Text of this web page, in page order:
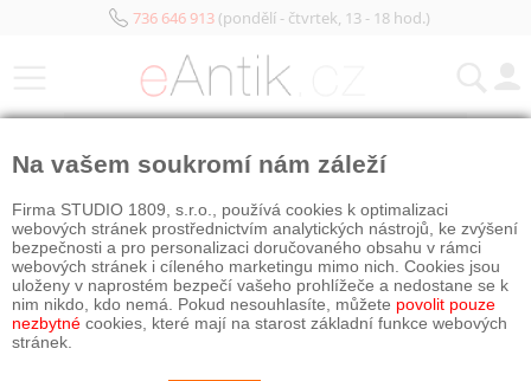
736 646 913(pondělí - čtvrtek, 13 - 18 hod.)
Na vašem soukromí nám záleží
Firma STUDIO 1809, s.r.o., používá cookies k optimalizaci
webových stránek prostřednictvím analytických nástrojů, ke zvýšení
bezpečnosti a pro personalizaci doručovaného obsahu v rámci
webových stránek i cíleného marketingu mimo nich. Cookies jsou
uloženy v naprostém bezpečí vašeho prohlížeče a nedostane se k
nim nikdo, kdo nemá. Pokud nesouhlasíte, můžete povolit pouze
nezbytné cookies, které mají na starost základní funkce webových
stránek.